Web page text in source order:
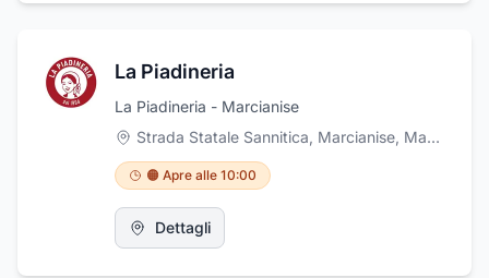
La Piadineria
La Piadineria - Marcianise
Strada Statale Sannitica, Marcianise, Marcianise
🟠 Apre alle 10:00
Dettagli